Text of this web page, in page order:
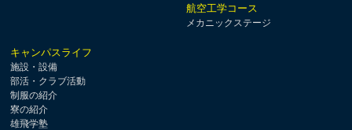
航空工学コース
メカニックステージ
キャンパスライフ
施設・設備
部活・クラブ活動
制服の紹介
寮の紹介
雄飛学塾